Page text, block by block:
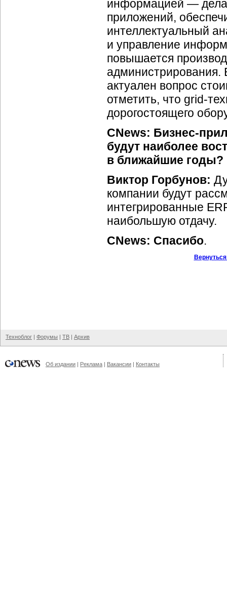
информацией —
приложений,
интеллектуальный
и управление
повышается
администрирования.
актуален вопрос
отметить, что grid-
дорогостоящего
CNews: Бизнес-
будут наиболее
в ближайшие годы?
Виктор Горбунов:
компании будут
интегрированные
наибольшую отдачу.
CNews: Спасибо.
Техноблог | Форумы | ТВ | Архив
Об издании | Реклама | Вакансии | Контакты